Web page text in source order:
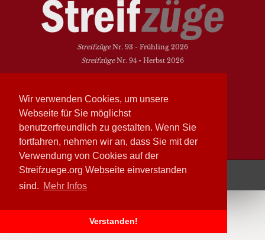
Wir verwenden Cookies, um unsere
Webseite für Sie möglichst
benutzerfreundlich zu gestalten. Wenn Sie
fortfahren, nehmen wir an, dass Sie mit der
Verwendung von Cookies auf der
Streifzuege.org Webseite einverstanden
sind. Mehr Infos
Verstanden!
StreifzügeNr. 93 - Frühling 2026
StreifzügeNr. 94 - Herbst 2026
Vielfalt heißt zwischen den Welten übersetzen
Dasein als Fortsein
Das Elend der Soziologie
Hymne. Kanon. Ohrwurm
Streifzüge läuft mitWordPress